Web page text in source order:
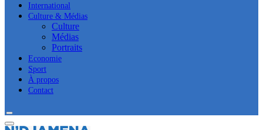
International
Culture & Médias
Culture
Médias
Portraits
Economie
Sport
À propos
Contact